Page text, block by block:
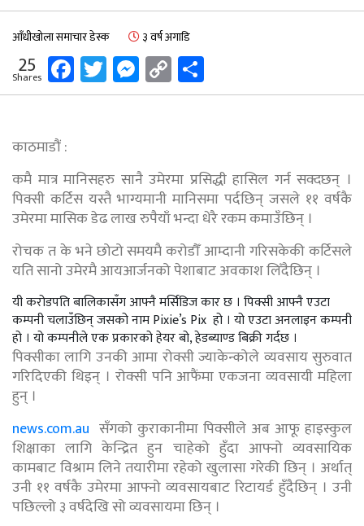
आँधीखोला समाचार डेस्क ३ वर्ष अगाडि
25
Shares Facebook
Twitter
Messenger
Copy
Link
काठमाडौं :
कमै मात्र मानिसहरु सानै उमेरमा प्रसिद्धी हासिल गर्न सक्दछन् ।
पिक्सी कर्टिस यस्तै भाग्यमानी मानिसमा पर्दछिन् जसले ११ वर्षकै
उमेरमा मासिक डेढ लाख रुपैयाँ भन्दा धेरै रकम कमाउँछिन् ।
रोचक त के भने छोटो समयमै करोडौँ आम्दानी गरिसकेकी कर्टिसले
यति सानो उमेरमै आयआर्जनको पेशाबाट अवकाश लिँदैछिन् ।
यी करोडपति बालिकासँग आफ्नै मर्सिडिज कार छ । पिक्सी आफ्नै एउटा
कम्पनी चलाउँछिन् जसको नाम Pixie’s Pix हो । यो एउटा अनलाइन कम्पनी
हो । यो कम्पनीले एक प्रकारको हेयर बो, हेडब्याण्ड बिक्री गर्दछ ।
पिक्सीका लागि उनकी आमा रोक्सी ज्याकेन्कोले व्यवसाय सुरुवात
गरिदिएकी थिइन् । रोक्सी पनि आफैंमा एकजना व्यवसायी महिला
हुन् ।
news.com.au सँगको कुराकानीमा पिक्सीले अब आफू हाइस्कुल
शिक्षाका लागि केन्द्रित हुन चाहेको हुँदा आफ्नो व्यवसायिक
कामबाट विश्राम लिने तयारीमा रहेको खुलासा गरेकी छिन् । अर्थात्
उनी ११ वर्षकै उमेरमा आफ्नो व्यवसायबाट रिटायर्ड हुँदैछिन् । उनी
पछिल्लो ३ वर्षदेखि सो व्यवसायमा छिन् ।